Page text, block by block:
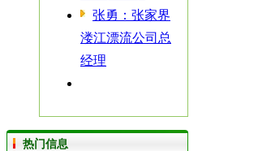
张勇：张家界
溇江漂流公司总
经理
热门信息